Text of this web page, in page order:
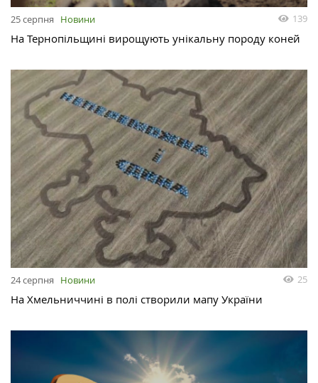
25 серпня Новини 139
На Тернопільщині вирощують унікальну породу коней
24 серпня Новини 25
На Хмельниччині в полі створили мапу України